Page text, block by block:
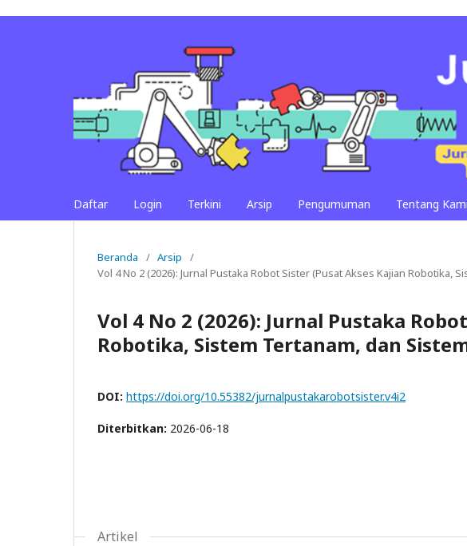
Daftar Login Terkini Arsip Pengumuman Tentang Kami
Beranda / Arsip
/
Vol 4 No 2 (2026): Jurnal Pustaka Robot Sister (Pusat Akses Kajian Robotika,
Vol 4 No 2 (2026): Jurnal Pustaka
Robotika, Sistem Tertanam, dan
DOI: https://doi.org/10.55382/jurnalpustakarobotsister.v4i2
Diterbitkan: 2026-06-18
Artikel